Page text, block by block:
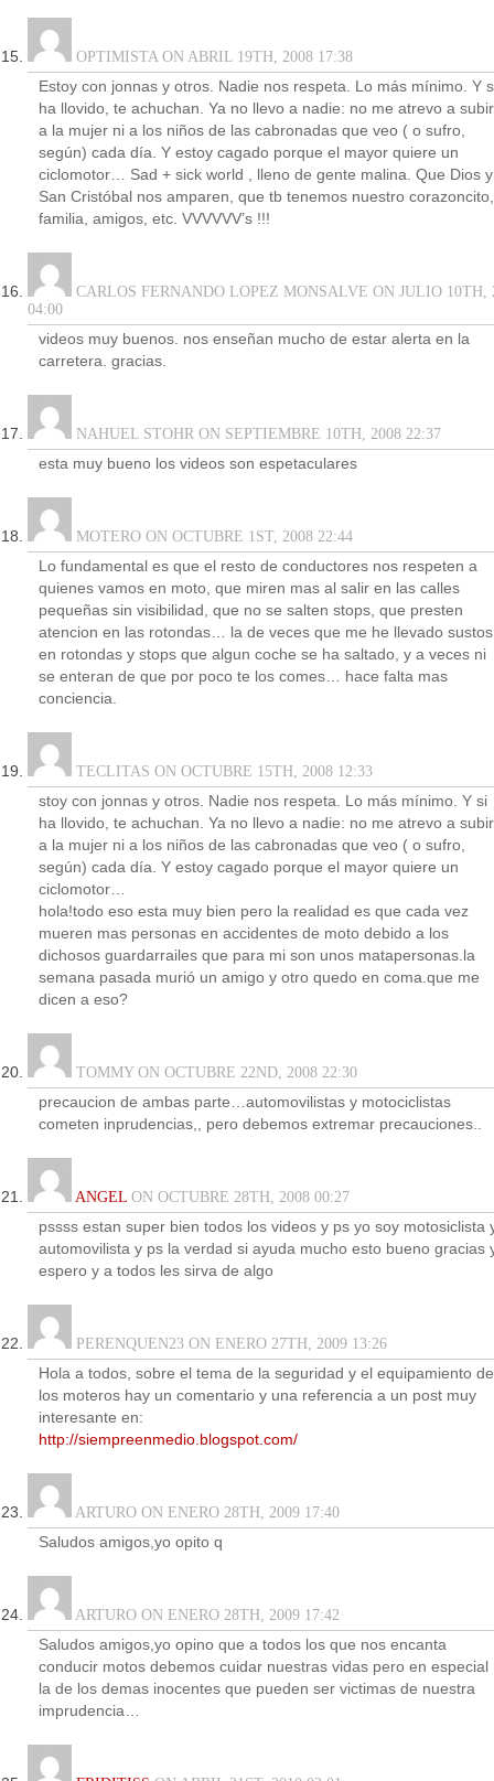
OPTIMISTA ON ABRIL 19TH, 2008 17:38
Estoy con jonnas y otros. Nadie nos respeta. Lo más mínimo. Y
ha llovido, te achuchan. Ya no llevo a nadie: no me atrevo a subir
a la mujer ni a los niños de las cabronadas que veo ( o sufro,
según) cada día. Y estoy cagado porque el mayor quiere un
ciclomotor… Sad + sick world , lleno de gente malina. Que Dios y
San Cristóbal nos amparen, que tb tenemos nuestro corazoncito,
familia, amigos, etc. VVVVVV’s !!!
CARLOS FERNANDO LOPEZ MONSALVE ON JULIO 10TH,
04:00
videos muy buenos. nos enseñan mucho de estar alerta en la
carretera. gracias.
NAHUEL STOHR ON SEPTIEMBRE 10TH, 2008 22:37
esta muy bueno los videos son espetaculares
MOTERO ON OCTUBRE 1ST, 2008 22:44
Lo fundamental es que el resto de conductores nos respeten a
quienes vamos en moto, que miren mas al salir en las calles
pequeñas sin visibilidad, que no se salten stops, que presten
atencion en las rotondas… la de veces que me he llevado sustos
en rotondas y stops que algun coche se ha saltado, y a veces ni
se enteran de que por poco te los comes… hace falta mas
conciencia.
TECLITAS ON OCTUBRE 15TH, 2008 12:33
stoy con jonnas y otros. Nadie nos respeta. Lo más mínimo. Y si
ha llovido, te achuchan. Ya no llevo a nadie: no me atrevo a subir
a la mujer ni a los niños de las cabronadas que veo ( o sufro,
según) cada día. Y estoy cagado porque el mayor quiere un
ciclomotor…
hola!todo eso esta muy bien pero la realidad es que cada vez
mueren mas personas en accidentes de moto debido a los
dichosos guardarrailes que para mi son unos matapersonas.la
semana pasada murió un amigo y otro quedo en coma.que me
dicen a eso?
TOMMY ON OCTUBRE 22ND, 2008 22:30
precaucion de ambas parte…automovilistas y motociclistas
cometen inprudencias,, pero debemos extremar precauciones..
ANGEL ON OCTUBRE 28TH, 2008 00:27
pssss estan super bien todos los videos y ps yo soy motosiclista
automovilista y ps la verdad si ayuda mucho esto bueno gracias
espero y a todos les sirva de algo
PERENQUEN23 ON ENERO 27TH, 2009 13:26
Hola a todos, sobre el tema de la seguridad y el equipamiento de
los moteros hay un comentario y una referencia a un post muy
interesante en:
http://siempreenmedio.blogspot.com/
ARTURO ON ENERO 28TH, 2009 17:40
Saludos amigos,yo opito q
ARTURO ON ENERO 28TH, 2009 17:42
Saludos amigos,yo opino que a todos los que nos encanta
conducir motos debemos cuidar nuestras vidas pero en especial
la de los demas inocentes que pueden ser victimas de nuestra
imprudencia…